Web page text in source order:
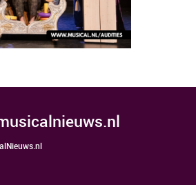
musicalnieuws.nl